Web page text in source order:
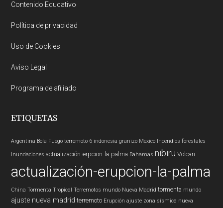
Contenido Educativo
Política de privacidad
Uso de Cookies
Aviso Legal
Programa de afiliado
ETIQUETAS
Argentina Bola Fuego terremoto 6 indonesia granizo Mexico Incendios forestales
Inundaciones actualización-erpcion-la-palma Bahamas nibiru Volcan
actualización-erupcion-la-palma
China Tormenta Tropical Terremotos mundo Nueva Madrid tormenta mundo
ajuste nueva madrid terremoto Erupción ajuste zona sísmica nueva